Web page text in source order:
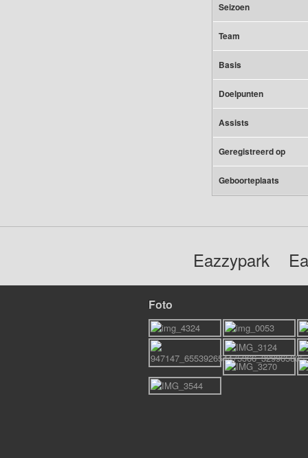
Seizoen
Team
Basis
Doelpunten
Assists
Geregistreerd op
Geboorteplaats
Eazzypark
Foto